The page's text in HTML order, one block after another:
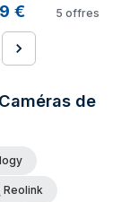
Extérieure
€ 5 offres
de
Reolink